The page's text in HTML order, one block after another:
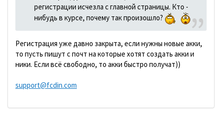
регистрации исчезла с главной страницы. Кто -
нибудь в курсе, почему так произошло?
Регистрация уже давно закрыта, если нужны новые акки,
то пусть пишут с почт на которые хотят создать акки и
ники. Если всё свободно, то акки быстро получат))
support@fcdin.com